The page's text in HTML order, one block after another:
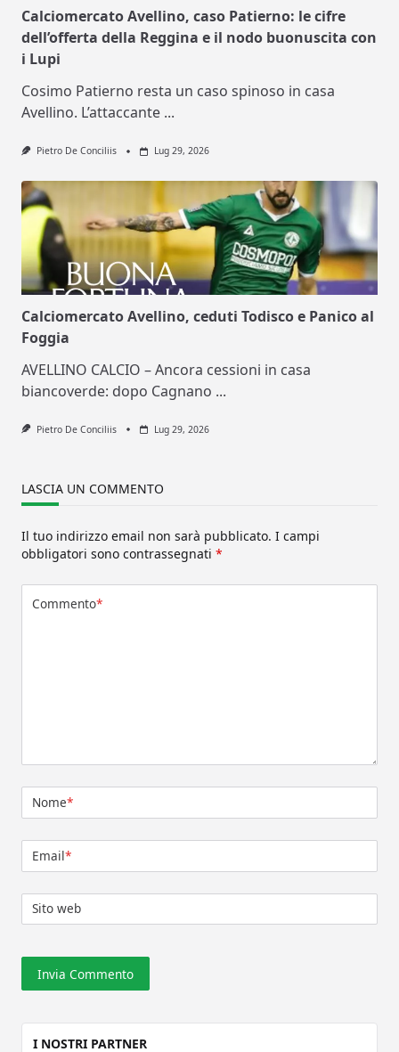
Calciomercato Avellino, caso Patierno: le cifre
dell’offerta della Reggina e il nodo buonuscita con
i Lupi
Cosimo Patierno resta un caso spinoso in casa
Avellino. L’attaccante ...
Pietro De Conciliis Lug 29, 2026
Calciomercato Avellino, ceduti Todisco e Panico al
Foggia
AVELLINO CALCIO – Ancora cessioni in casa
biancoverde: dopo Cagnano ...
Pietro De Conciliis Lug 29, 2026
LASCIA UN COMMENTO
Il tuo indirizzo email non sarà pubblicato. I campi
obbligatori sono contrassegnati *
Commento*
Nome*
Email*
Sito web
I NOSTRI PARTNER